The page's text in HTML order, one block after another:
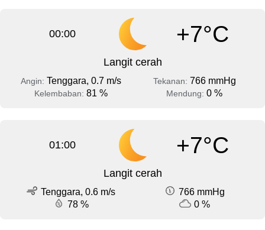
00:00 +7°C
Langit cerah
Angin: Tenggara, 0.7 m/s Tekanan: 766 mmHg
Kelembaban: 81 % Mendung: 0 %
01:00 +7°C
Langit cerah
Tenggara, 0.6 m/s
766 mmHg
78 %
0 %